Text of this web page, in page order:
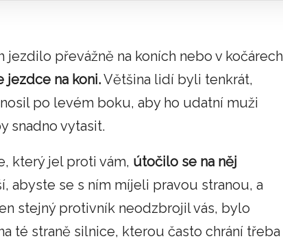
jezdilo převážně na koních nebo v kočárech
jezdce na koni.Většina lidí byli tenkrát,
po levém boku, aby ho udatní muži
snadno vytasit.
který jel proti vám, útočilo se na něj
abyste se s ním míjeli pravou stranou, a
stejný protivník neodzbrojil vás, bylo
té straně silnice, kterou často chrání třeba